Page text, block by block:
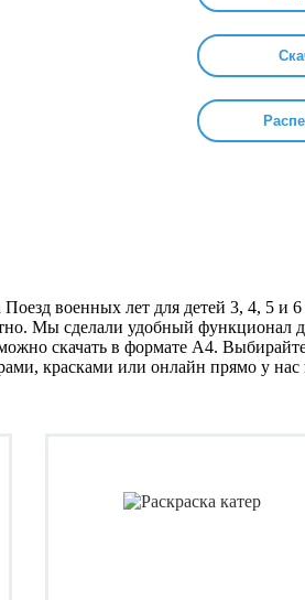
военных лет для детей 3, 4, 5 и
Мы сделали удобный функционал
скачать в формате А4.
красками или онлайн прямо у нас